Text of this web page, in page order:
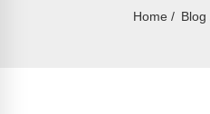
Home Blog